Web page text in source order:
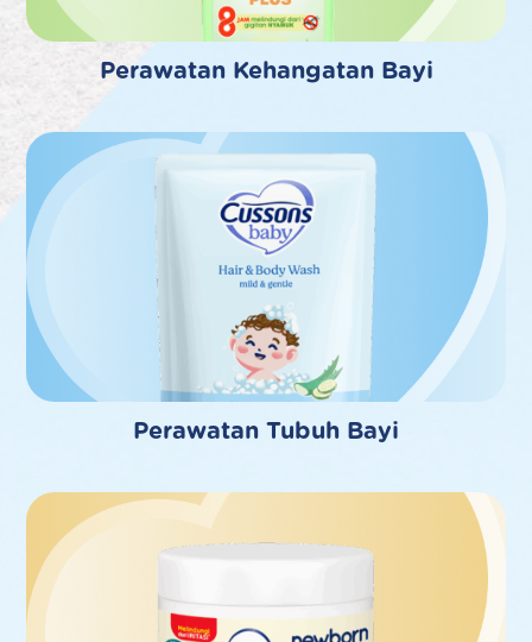
Perawatan Kehangatan Bayi
Perawatan Tubuh Bayi